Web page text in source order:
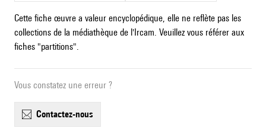
Cette fiche œuvre a valeur encyclopédique, elle ne reflète pas les
collections de la médiathèque de l'Ircam. Veuillez vous référer aux
fiches "partitions".
Vous constatez une erreur ?
contactez-nous